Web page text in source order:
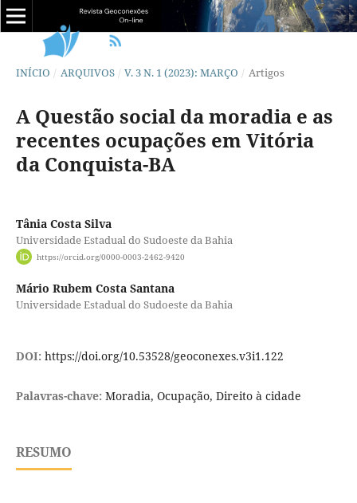
INÍCIO / ARQUIVOS / V. 3 N. 1 (2023): MARÇO / Artigos
A Questão social da moradia e as
recentes ocupações em Vitória
da Conquista-BA
Tânia Costa Silva
Universidade Estadual do Sudoeste da Bahia
https://orcid.org/0000-0003-2462-9420
Mário Rubem Costa Santana
Universidade Estadual do Sudoeste da Bahia
DOI: https://doi.org/10.53528/geoconexes.v3i1.122
Palavras-chave: Moradia, Ocupação, Direito à cidade
RESUMO